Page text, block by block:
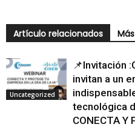
Artículo relacionados
Uncategorized
📌Invitación
invitan a un
tecnológica
CONECTA Y